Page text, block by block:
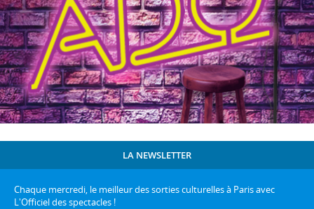
LA NEWSLETTER
Chaque mercredi, le meilleur des sorties culturelles à Paris avec
L'Officiel des spectacles !